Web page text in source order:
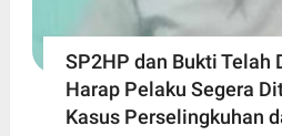
SP2HP dan Bukti Telah
Harap Pelaku Segera
Kasus Perselingkuhan